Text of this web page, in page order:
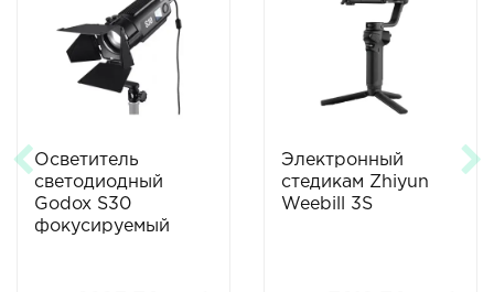
Осветитель
светодиодный
Godox S30
фокусируемый
Электронный
стедикам Zhiyun
Weebill 3S